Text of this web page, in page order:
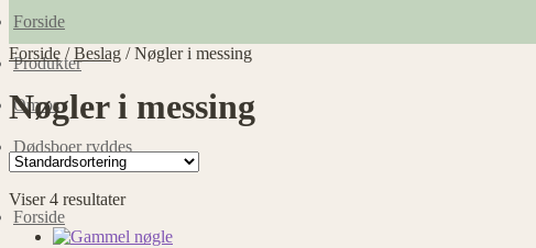
Forside
Produkter
Om os
Dødsboer ryddes
Forside
Forside /Beslag /Nøgler i messing
Nøgler i messing
Viser 4 resultater